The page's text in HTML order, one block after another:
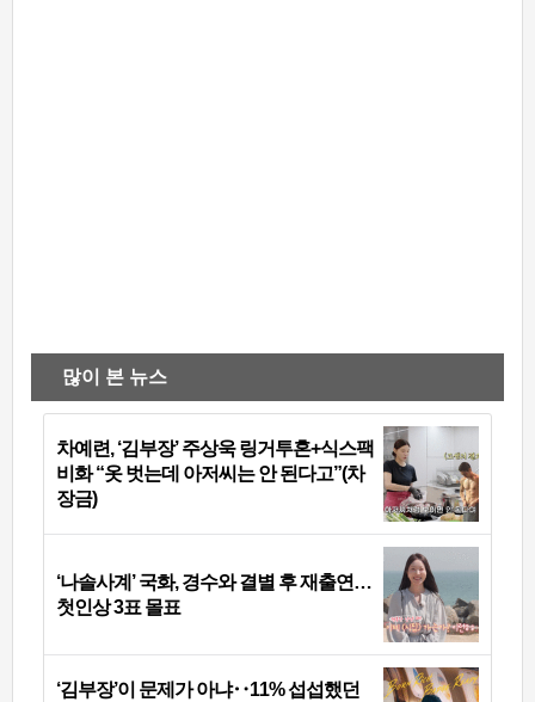
많이 본 뉴스
차예련, ‘김부장’ 주상욱 링거투혼+식스팩
비화 “옷 벗는데 아저씨는 안 된다고”(차
장금)
‘나솔사계’ 국화, 경수와 결별 후 재출연…
첫인상 3표 몰표
‘김부장’이 문제가 아냐‥11% 섭섭했던